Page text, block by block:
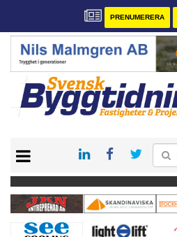
PRENUMERERA
PRENUMERERA
VÅRA ANDRA MAGASIN
ANNONSERA